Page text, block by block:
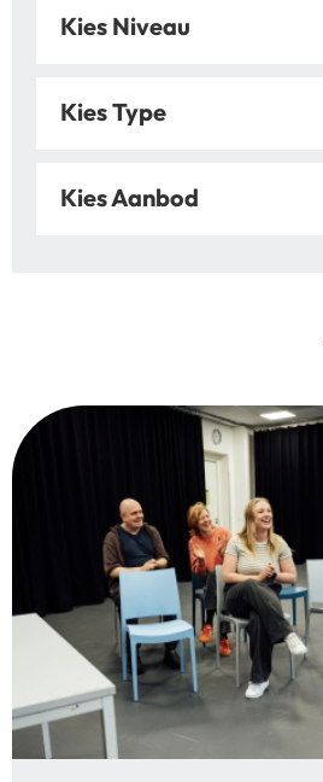
Kies Niveau
Kies Type
Kies Aanbod